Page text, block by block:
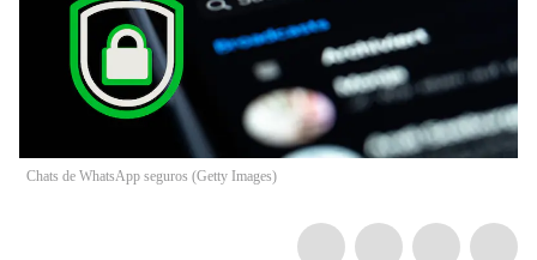
Chats de WhatsApp seguros (Getty Images)